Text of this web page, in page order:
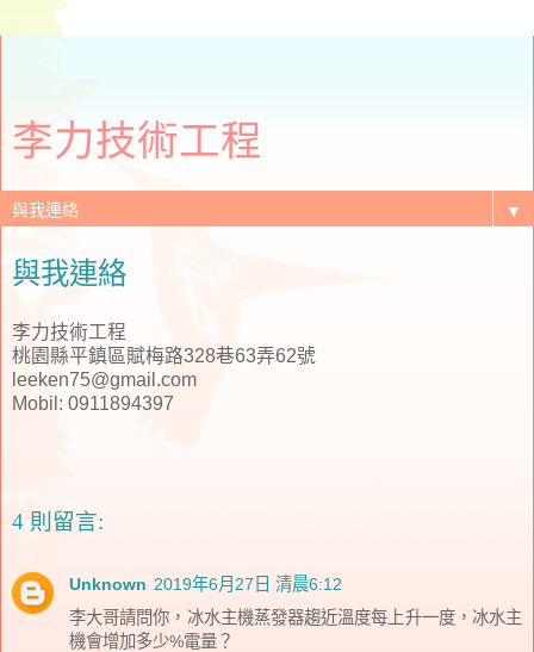
李力技術工程
▼
與我連絡
李力技術工程
桃園縣平鎮區賦梅路328巷63弄62號
leeken75@gmail.com
Mobil: 0911894397
4 則留言:
Unknown 2019年6月27日 清晨6:12
李大哥請問你，冰水主機蒸發器趨近溫度每上升一度，冰水主
機會增加多少%電量？